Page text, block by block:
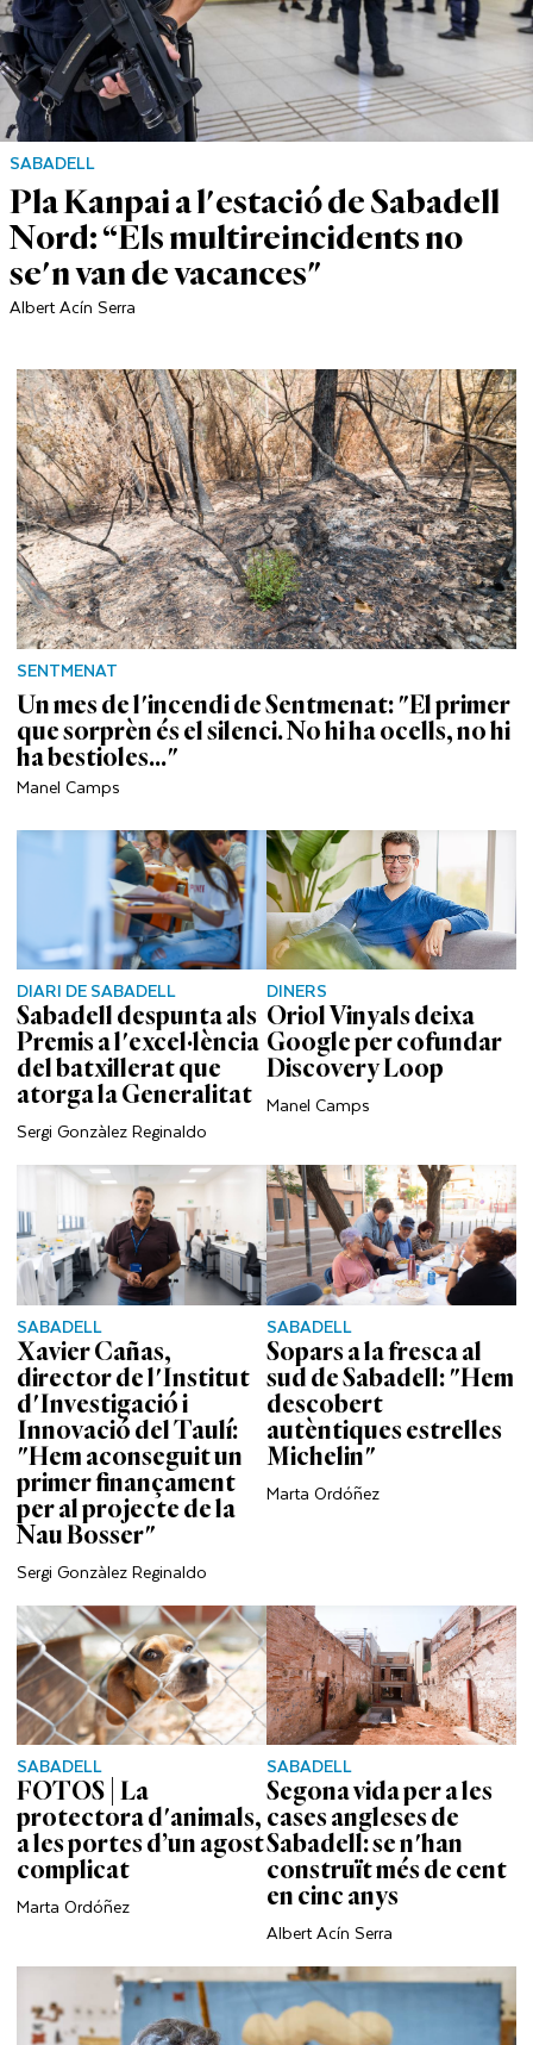
SABADELL
Pla Kanpai a l'estació de Sabadell
Nord: “Els multireincidents no
se'n van de vacances"
Albert Acín Serra
SENTMENAT
Un mes de l'incendi de Sentmenat: "El primer
que sorprèn és el silenci. No hi ha ocells, no hi
ha bestioles..."
Manel Camps
DIARI DE SABADELL
Sabadell despunta als
Premis a l'excel·lència
del batxillerat que
atorga la Generalitat
Sergi Gonzàlez Reginaldo
DINERS
Oriol Vinyals deixa
Google per cofundar
Discovery Loop
Manel Camps
SABADELL
Xavier Cañas,
director de l'Institut
d'Investigació i
Innovació del Taulí:
"Hem aconseguit un
primer finançament
per al projecte de la
Nau Bosser"
Sergi Gonzàlez Reginaldo
SABADELL
Sopars a la fresca al
sud de Sabadell: "Hem
descobert
autèntiques estrelles
Michelin"
Marta Ordóñez
SABADELL
FOTOS | La
protectora d'animals,
a les portes d’un agost
complicat
Marta Ordóñez
SABADELL
Segona vida per a les
cases angleses de
Sabadell: se n'han
construït més de cent
en cinc anys
Albert Acín Serra